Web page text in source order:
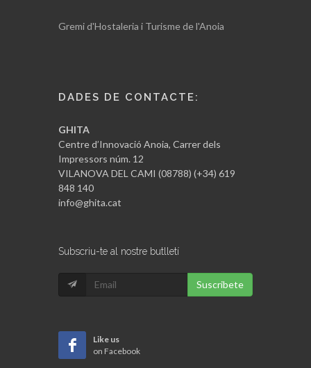
Gremi d'Hostaleria i Turisme de l'Anoia
DADES DE CONTACTE:
GHITA
Centre d’Innovació Anoia, Carrer dels
Impressors núm. 12
VILANOVA DEL CAMI (08788) (+34) 619
848 140
info@ghita.cat
Subscriu-te al nostre butlletí
Suscribete
Like us
on Facebook